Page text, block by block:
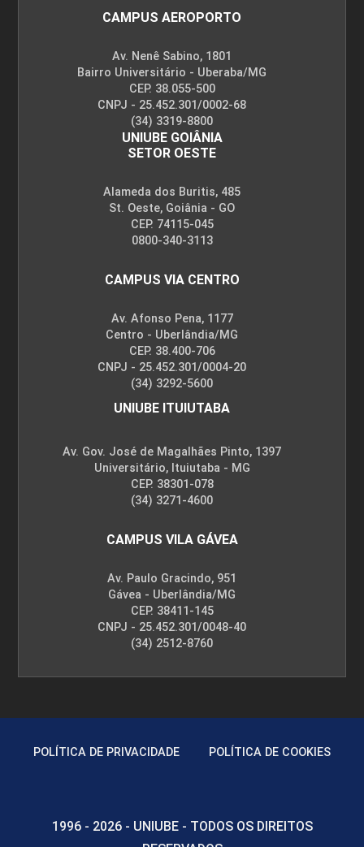
CAMPUS AEROPORTO
Av. Nenê Sabino, 1801
Bairro Universitário - Uberaba/MG
CEP. 38.055-500
CNPJ - 25.452.301/0002-68
(34) 3319-8800
UNIUBE GOIÂNIA
SETOR OESTE
Alameda dos Buritis, 485
St. Oeste, Goiânia - GO
CEP. 74115-045
0800-340-3113
CAMPUS VIA CENTRO
Av. Afonso Pena, 1177
Centro - Uberlândia/MG
CEP. 38.400-706
CNPJ - 25.452.301/0004-20
(34) 3292-5600
UNIUBE ITUIUTABA
Av. Gov. José de Magalhães Pinto, 1397
Universitário, Ituiutaba - MG
CEP. 38301-078
(34) 3271-4600
CAMPUS VILA GÁVEA
Av. Paulo Gracindo, 951
Gávea - Uberlândia/MG
CEP. 38411-145
CNPJ - 25.452.301/0048-40
(34) 2512-8760
POLÍTICA DE PRIVACIDADE POLÍTICA DE COOKIES
1996 - 2026 - UNIUBE - TODOS OS DIREITOS